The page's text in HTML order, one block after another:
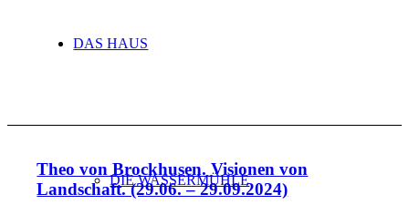
DAS HAUS
DIE WASSERMÜHLE
Theo von Brockhusen. Visionen von
Landschaft. (29.06. – 29.09.2024)